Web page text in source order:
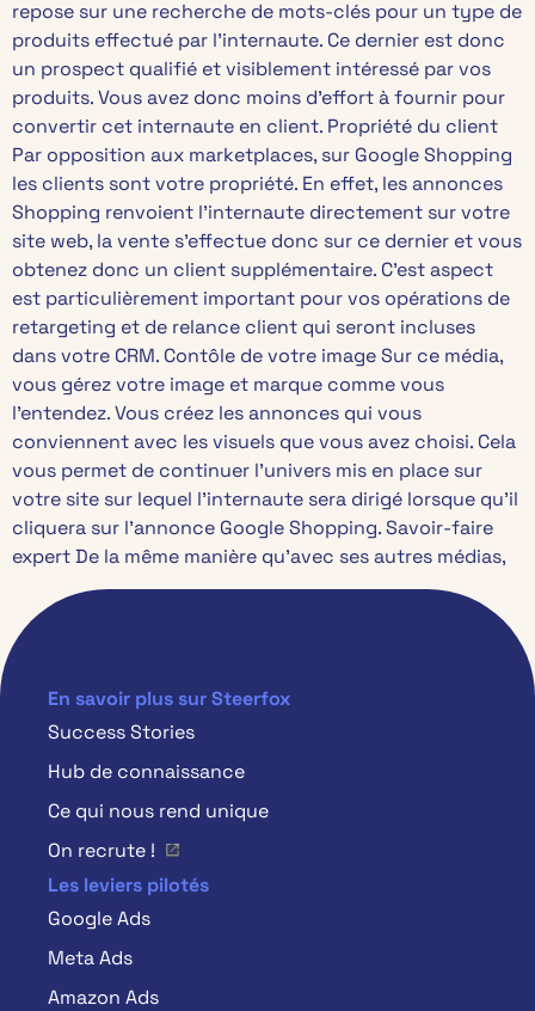
repose sur une recherche de mots-clés pour un type de
produits effectué par l’internaute. Ce dernier est donc
un prospect qualifié et visiblement intéressé par vos
produits. Vous avez donc moins d’effort à fournir pour
convertir cet internaute en client. Propriété du client
Par opposition aux marketplaces, sur Google Shopping
les clients sont votre propriété. En effet, les annonces
Shopping renvoient l’internaute directement sur votre
site web, la vente s’effectue donc sur ce dernier et vous
obtenez donc un client supplémentaire. C’est aspect
est particulièrement important pour vos opérations de
retargeting et de relance client qui seront incluses
dans votre CRM. Contôle de votre image Sur ce média,
vous gérez votre image et marque comme vous
l’entendez. Vous créez les annonces qui vous
conviennent avec les visuels que vous avez choisi. Cela
vous permet de continuer l’univers mis en place sur
votre site sur lequel l’internaute sera dirigé lorsque qu’il
cliquera sur l’annonce Google Shopping. Savoir-faire
expert De la même manière qu’avec ses autres médias,
En savoir plus sur Steerfox
Success Stories
Hub de connaissance
Ce qui nous rend unique
On recrute !
Les leviers pilotés
Google Ads
Meta Ads
Amazon Ads